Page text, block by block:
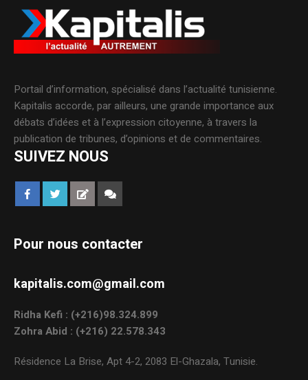
Portail d’information, spécialisé dans l’actualité tunisienne.
Kapitalis accorde, par ailleurs, une grande importance aux
débats d’idées et à l’expression citoyenne, à travers la
publication de tribunes, d’opinions et de commentaires.
SUIVEZ NOUS
Pour nous contacter
kapitalis.com@gmail.com
Ridha Kefi : (+216)98.324.899
Zohra Abid : (+216) 22.578.343
Résidence La Brise, Apt 4-2, 2083 El-Ghazala, Tunisie.